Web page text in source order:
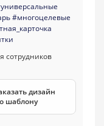
#многоцелевые
дизайн
шаблону